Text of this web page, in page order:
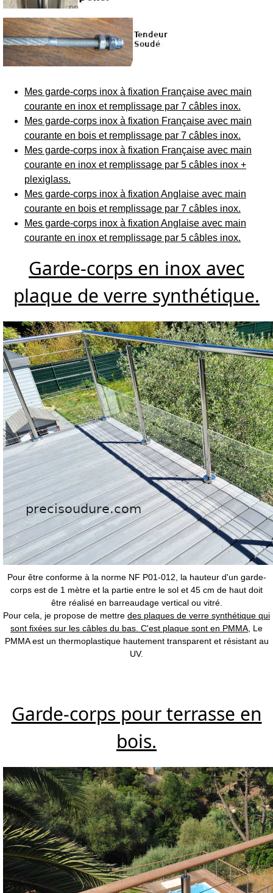
Mes garde-corps inox à fixation Française avec main
courante en inox et remplissage par 7 câbles inox.
Mes garde-corps inox à fixation Française avec main
courante en bois et remplissage par 7 câbles inox.
Mes garde-corps inox à fixation Française avec main
courante en inox et remplissage par 5 câbles inox +
plexiglass.
Mes garde-corps inox à fixation Anglaise avec main
courante en bois et remplissage par 7 câbles inox.
Mes garde-corps inox à fixation Anglaise avec main
courante en inox et remplissage par 5 câbles inox.
Garde-corps en inox avec
plaque de verre synthétique.
Pour être conforme à la norme NF P01-012, la hauteur d'un garde-
corps est de 1 mètre et la partie entre le sol et 45 cm de haut doit
être réalisé en barreaudage vertical ou vitré.
Pour cela, je propose de mettre des plaques de verre synthétique qui
sont fixées sur les câbles du bas. C'est plaque sont en PMMA, Le
PMMA est un thermoplastique hautement transparent et résistant au
UV.
Garde-corps pour terrasse en
bois.